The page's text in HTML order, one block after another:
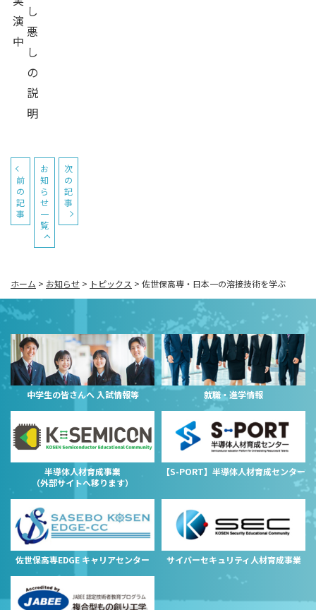
演
中
し
悪
し
の
説
明
前
の
記
事
お
知
ら
せ
一
覧
次
の
記
事
ホーム > お知らせ > トピックス > 佐世保高専・日本一の溶接技術を学ぶ
中学生の皆さんへ 入試情報等 就職・進学情報
半導体人材育成事業
（外部サイトへ移ります）
【S-PORT】半導体人材育成センター
佐世保高専EDGE キャリアセンター サイバーセキュリティ人材育成事業